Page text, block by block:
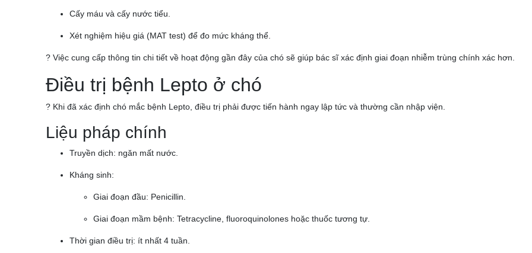
Cấy máu và cấy nước tiểu.
Xét nghiệm hiệu giá (MAT test) để đo mức kháng thể.
? Việc cung cấp thông tin chi tiết về hoạt động gần đây của chó sẽ giúp bác sĩ xác định giai đoạn nhiễm trùng chính xác hơn.
Điều trị bệnh Lepto ở chó
? Khi đã xác định chó mắc bệnh Lepto, điều trị phải được tiến hành ngay lập tức và thường cần nhập viện.
Liệu pháp chính
Truyền dịch: ngăn mất nước.
Kháng sinh:
Giai đoạn đầu: Penicillin.
Giai đoạn mầm bệnh: Tetracycline, fluoroquinolones hoặc thuốc tương tự.
Thời gian điều trị: ít nhất 4 tuần.